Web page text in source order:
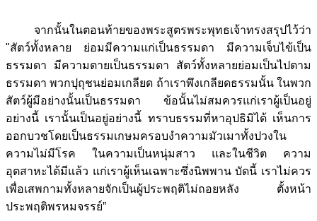
จากนั้นในตอนท้ายของพระสูตรพระพุทธเจ้าทรงสรุปไว้ว่า
"สัตว์ทั้งหลาย ย่อมมีความแก่เป็นธรรมดา มีความเจ็บไข้เป็น
ธรรมดา มีความตายเป็นธรรมดา สัตว์ทั้งหลายย่อมเป็นไปตาม
ธรรมดา พวกปุถุชนย่อมเกลียด ถ้าเราพึงเกลียดธรรมนั้น ในพวก
สัตว์ผู้มีอย่างนั้นเป็นธรรมดา ข้อนั้นไม่สมควรแก่เราผู้เป็นอยู่
อย่างนี้ เรานั้นเป็นอยู่อย่างนี้ ทราบธรรมที่หาอุปธิมิได้ เห็นการ
ออกบวชโดยเป็นธรรมเกษมครอบงำความมัวเมาทั้งปวงใน
ความไม่มีโรค ในความเป็นหนุ่มสาว และในชีวิต ความ
อุตสาหะได้มีแล้ว แก่เราผู้เห็นเฉพาะซึ่งนิพพาน บัดนี้ เราไม่ควร
เพื่อเสพกามทั้งหลายจักเป็นผู้ประพฤติไม่ถอยหลัง ตั้งหน้า
ประพฤติพรหมจรรย์”